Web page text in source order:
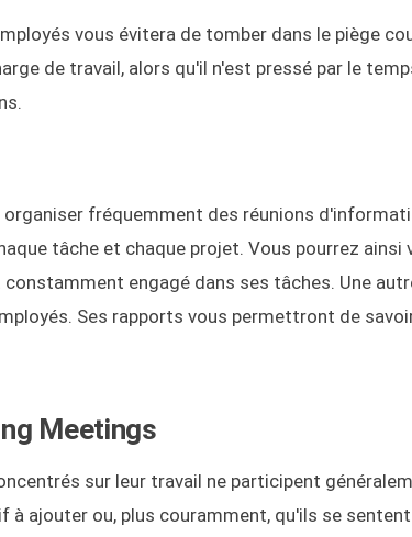
vous évitera de tomber dans le piège
de travail, alors qu'il n'est pressé par le
fréquemment des réunions
tâche et chaque projet. Vous pourrez
engagé dans ses tâches. Une
Ses rapports vous permettront de
Meetings
sur leur travail ne participent
à ajouter ou, plus couramment, qu'ils se